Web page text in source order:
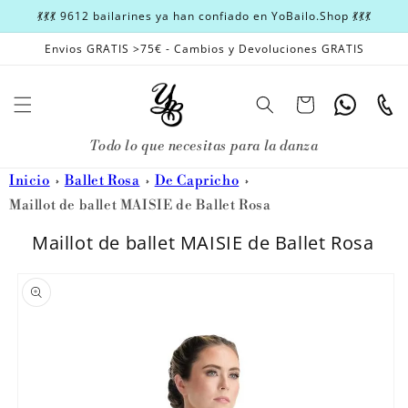
directamente
al contenido
💃💃💃 9612 bailarines ya han confiado en YoBailo.Shop 💃💃💃
Envios GRATIS >75€ - Cambios y Devoluciones GRATIS
CarritoWhatsapp
Todo lo que necesitas para la danza
Inicio
Ballet Rosa
De Capricho
Maillot de ballet MAISIE de Ballet Rosa
Maillot de ballet MAISIE de Ballet Rosa
a la
información